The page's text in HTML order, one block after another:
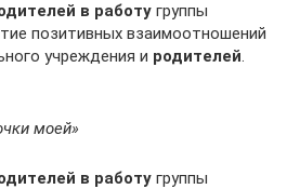
в работу группы
позитивных взаимоотношений
учреждения и родителей.
моей»
в работу группы